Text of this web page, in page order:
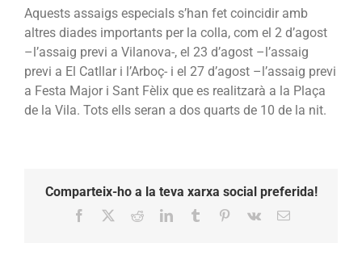
Aquests assaigs especials s’han fet coincidir amb
altres diades importants per la colla, com el 2 d’agost
–l’assaig previ a Vilanova-, el 23 d’agost –l’assaig
previ a El Catllar i l’Arboç- i el 27 d’agost –l’assaig previ
a Festa Major i Sant Fèlix que es realitzarà a la Plaça
de la Vila. Tots ells seran a dos quarts de 10 de la nit.
Comparteix-ho a la teva xarxa social preferida!
Facebook RedditLinkedInTumblr Pinterest
Vk Email: